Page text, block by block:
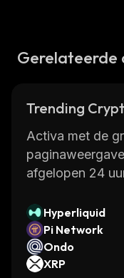
Gerelateerde
Trending
Activa met de
afgelopen 24
Hyperliquid
Pi Network
Ondo
XRP